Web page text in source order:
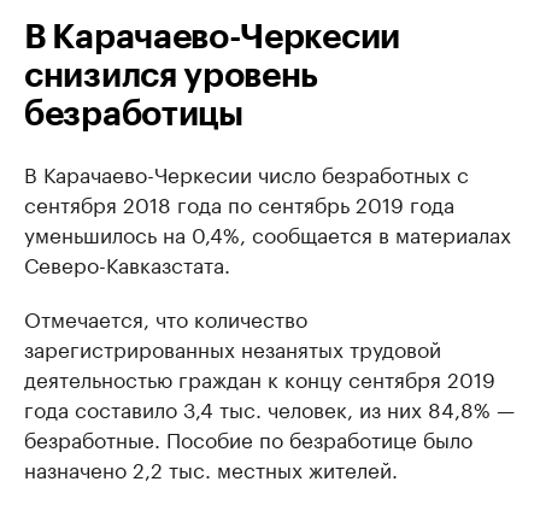
В Карачаево-Черкесии
снизился уровень
безработицы
В Карачаево-Черкесии число безработных с
сентября 2018 года по сентябрь 2019 года
уменьшилось на 0,4%, сообщается в материалах
Северо-Кавказстата.
Отмечается, что количество
зарегистрированных незанятых трудовой
деятельностью граждан к концу сентября 2019
года составило 3,4 тыс. человек, из них 84,8% —
безработные. Пособие по безработице было
назначено 2,2 тыс. местных жителей.